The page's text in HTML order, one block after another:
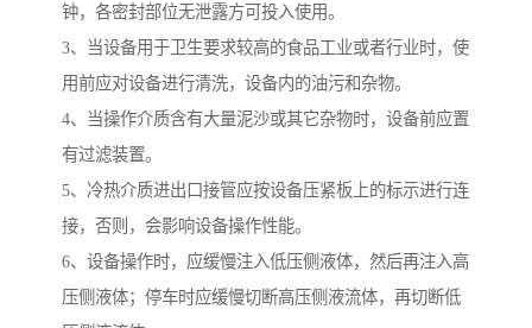
钟，各密封部位无泄露方可投入使用。
3、当设备用于卫生要求较高的食品工业或者行业时，使
用前应对设备进行清洗，设备内的油污和杂物。
4、当操作介质含有大量泥沙或其它杂物时，设备前应置
有过滤装置。
5、冷热介质进出口接管应按设备压紧板上的标示进行连
接，否则，会影响设备操作性能。
6、设备操作时，应缓慢注入低压侧液体，然后再注入高
压侧液体；停车时应缓慢切断高压侧液流体，再切断低